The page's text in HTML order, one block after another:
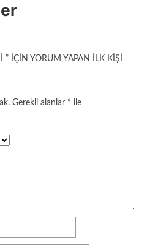
IÇIN YORUM YAPAN ILK KIŞI
Gerekli alanlar * ile